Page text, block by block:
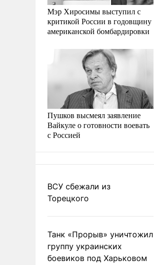
Мэр Хиросимы выступил с
критикой России в годовщину
американской бомбардировки
Пушков высмеял заявление
Вайкуле о готовности воевать
с Россией
ВСУ сбежали из
Торецкого
Танк «Прорыв» уничтожил
группу украинских
боевиков под Харьковом